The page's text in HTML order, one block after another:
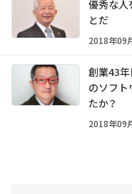
優秀な人
とだ
2018年09
創業43
のソフト
たか？
2018年09